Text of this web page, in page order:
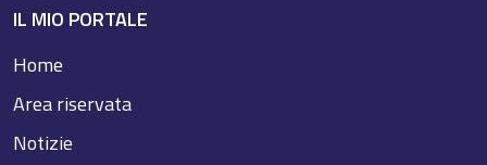
IL MIO PORTALE
Home
Area riservata
Notizie